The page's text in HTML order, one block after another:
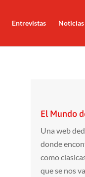
Entrevistas Noticias
El Mundo
Una web
donde
como
que se nos